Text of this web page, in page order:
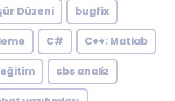
Düzeni bugfix
C# C++; Matlab
eğitim cbs analiz